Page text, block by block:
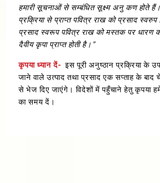
हमारी सूचनाओं से सम्बंधित सूक्ष्म अनु कण होते
प्रक्रिया से प्राप्त पवित्र राख को प्रसाद स्वरुप
प्रसाद स्वरूप पवित्र राख को मस्तक पर
दैवीय कृपा प्राप्त होती है।”
कृपया ध्यान दें- इस पूरी अनुष्ठान प्रक्रिया के
जाने वाले उत्पाद तथा प्रसाद एक सप्ताह के बाद
से भेज दिए जाएंगे। विदेशों में पहुँचाने हेतु कृपया
का समय दें।